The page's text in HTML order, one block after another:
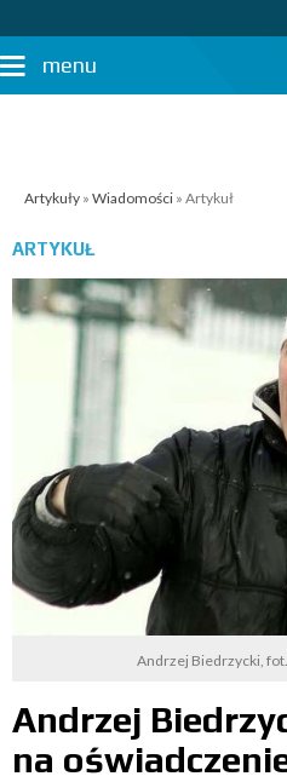
menu
Artykuły » Wiadomości » Artykuł
ARTYKUŁ
Andrzej Biedrzycki,
Andrzej
na